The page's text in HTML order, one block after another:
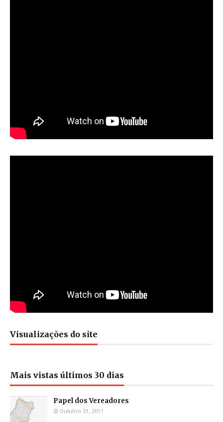
Visualizações do site
Mais vistas últimos 30 dias
Papel dos Vereadores
Outubro 31, 2011